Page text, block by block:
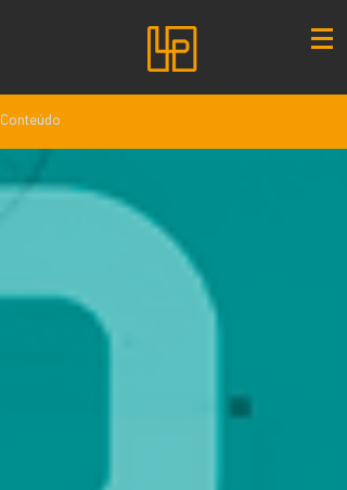
Conteúdo